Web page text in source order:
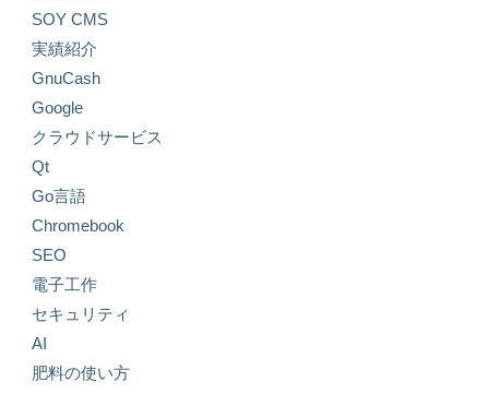
SOY CMS
実績紹介
GnuCash
Google
クラウドサービス
Qt
Go言語
Chromebook
SEO
電子工作
セキュリティ
AI
肥料の使い方